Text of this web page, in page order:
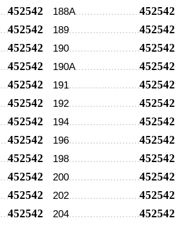
452542
452542
452542
452542
452542
452542
452542
452542
452542
452542
452542
452542
188А 452542
189 452542
190 452542
190А 452542
191 452542
192 452542
194 452542
196 452542
198 452542
200 452542
202 452542
204 452542